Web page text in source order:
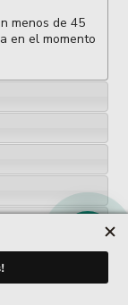
menos de 45
en el momento
INCLUIDAS